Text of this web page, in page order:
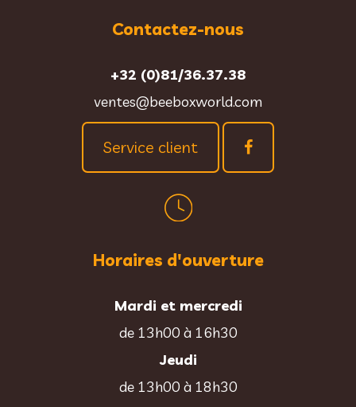
Contactez-nous
+32 (0)81/36.37.38
ventes@beeboxworld.com
Service client
Horaires d'ouverture
Mardi et mercredi
de 13h00 à 16h30
Jeudi
de 13h00 à 18h30